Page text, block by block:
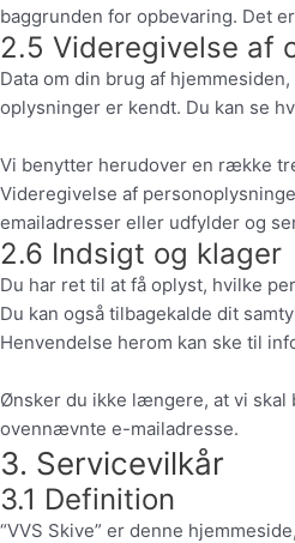
baggrunden for opbevaring. Det
2.5 Videregivelse af
Data om din brug af
oplysninger er kendt. Du kan se
Vi benytter herudover en række
Videregivelse af
emailadresser eller udfylder og
2.6 Indsigt og klager
Du har ret til at få oplyst, hvilke
Du kan også tilbagekalde dit
Henvendelse herom kan ske til
Ønsker du ikke længere, at vi skal
ovennævnte e-mailadresse.
3. Servicevilkår
3.1 Definition
“VVS Skive” er denne